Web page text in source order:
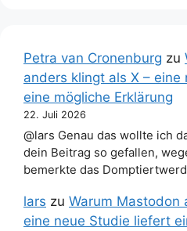
Petra van Cronenburg zu
anders klingt als X –
eine mögliche Erklärung
22. Juli 2026
@lars Genau das wollte ich
dein Beitrag so gefallen,
bemerkte das
lars zu Warum Mastodon
eine neue Studie liefert